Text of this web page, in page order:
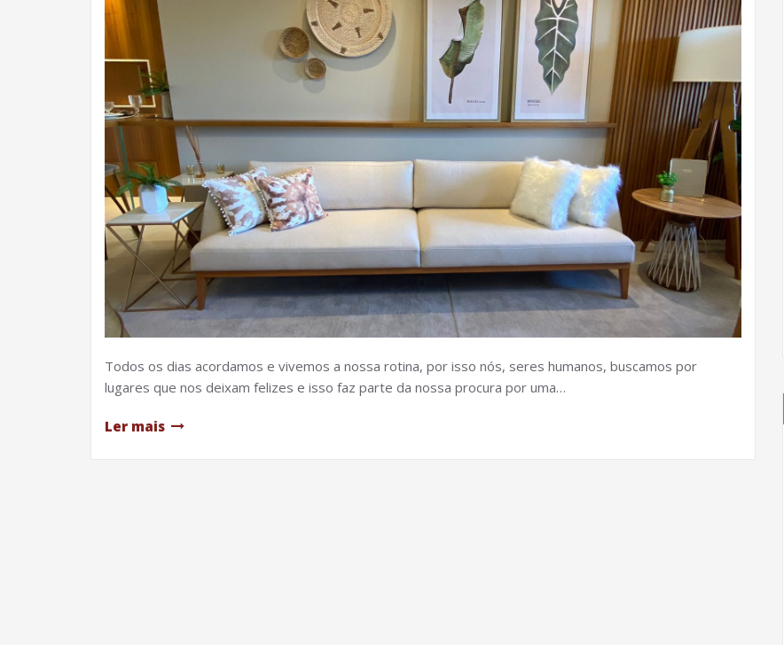
Todos os dias acordamos e vivemos a nossa rotina, por isso nós, seres humanos, buscamos por
lugares que nos deixam felizes e isso faz parte da nossa procura por uma…
Ler mais